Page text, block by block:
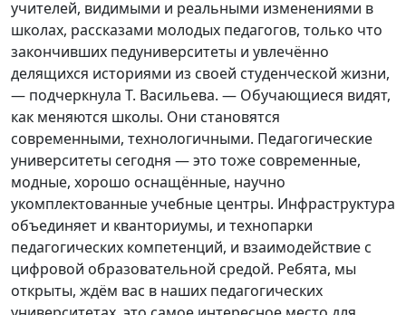
учителей, видимыми и реальными изменениями в
школах, рассказами молодых педагогов, только что
закончивших педуниверситеты и увлечённо
делящихся историями из своей студенческой жизни,
— подчеркнула Т. Васильева. — Обучающиеся видят,
как меняются школы. Они становятся
современными, технологичными. Педагогические
университеты сегодня — это тоже современные,
модные, хорошо оснащённые, научно
укомплектованные учебные центры. Инфраструктура
объединяет и кванториумы, и технопарки
педагогических компетенций, и взаимодействие с
цифровой образовательной средой. Ребята, мы
открыты, ждём вас в наших педагогических